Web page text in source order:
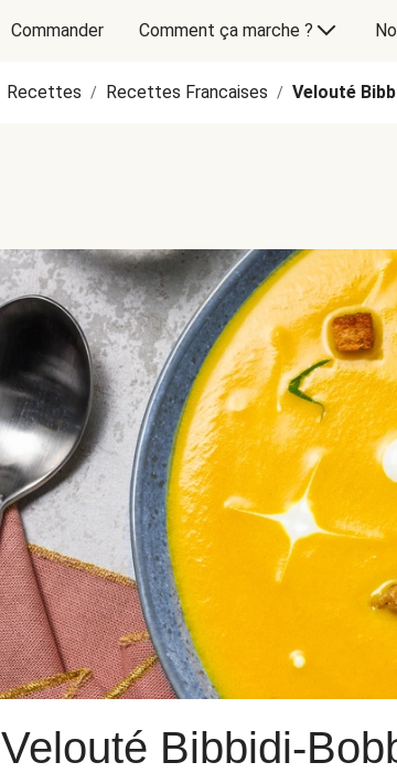
Commander Comment ça marche ?
Recettes / Recettes Francaises / Velouté
Velouté Bibbidi-